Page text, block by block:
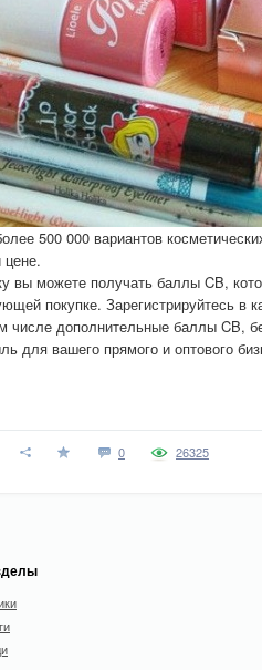
500 000 вариантов
цене.
вы можете получать баллы CB,
покупке. Зарегистрируйтесь в
числе дополнительные баллы CB,
для вашего прямого и оптового
0 26325